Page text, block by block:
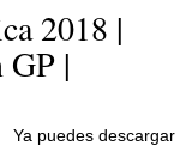
2018 |
|
Ya puedes descargar